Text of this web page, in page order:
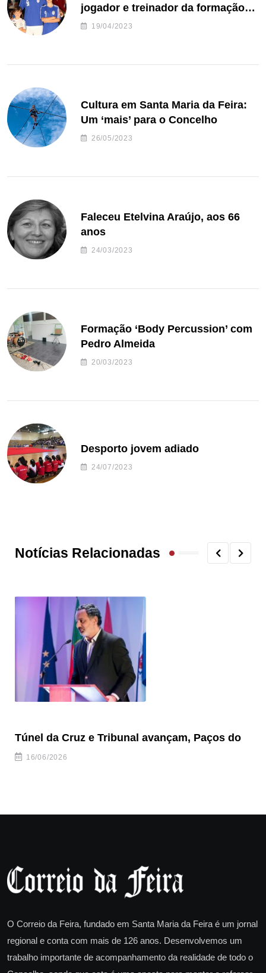
jogador e treinador da formação
de andebol do Feirense
19/04/2023
Cultura em Santa Maria da Feira:
Um ‘mais’ para o Concelho
26/05/2023
Faleceu Etelvina Araújo, aos 66
anos
24/03/2023
Formação ‘Body Percussion’ com
Pedro Almeida
20/03/2023
Desporto jovem adiado
24/07/2023
Notícias Relacionadas
Túnel da Cruz e Tribunal avançam, Paços do
16/06/2026
O Correio da Feira, fundado em Santa Maria da Feira é um jornal
regional e conta com mais de 126 anos. Desenvolvemos um
trabalho importante de acompanhamento da realidade de todo o